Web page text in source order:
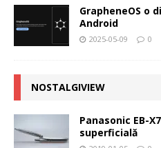
GrapheneOS o
Android
2025-05-09 0
NOSTALGIVIEW
Panasonic EB-
superficială